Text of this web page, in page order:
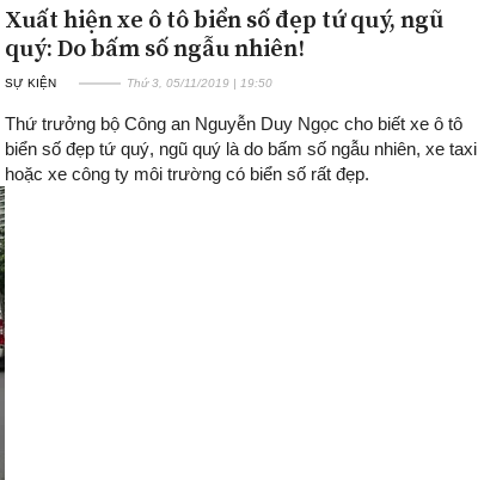
Xuất hiện xe ô tô biển số đẹp tứ quý, ngũ
quý: Do bấm số ngẫu nhiên!
SỰ KIỆN Thứ 3, 05/11/2019 | 19:50
Thứ trưởng bộ Công an Nguyễn Duy Ngọc cho biết xe ô tô
biển số đẹp tứ quý, ngũ quý là do bấm số ngẫu nhiên, xe taxi
hoặc xe công ty môi trường có biển số rất đẹp.